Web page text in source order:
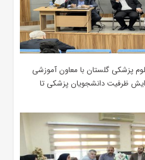
پزشکی گلستان با معاون آموزشی
ظرفیت دانشجویان ‌پزشکی تا